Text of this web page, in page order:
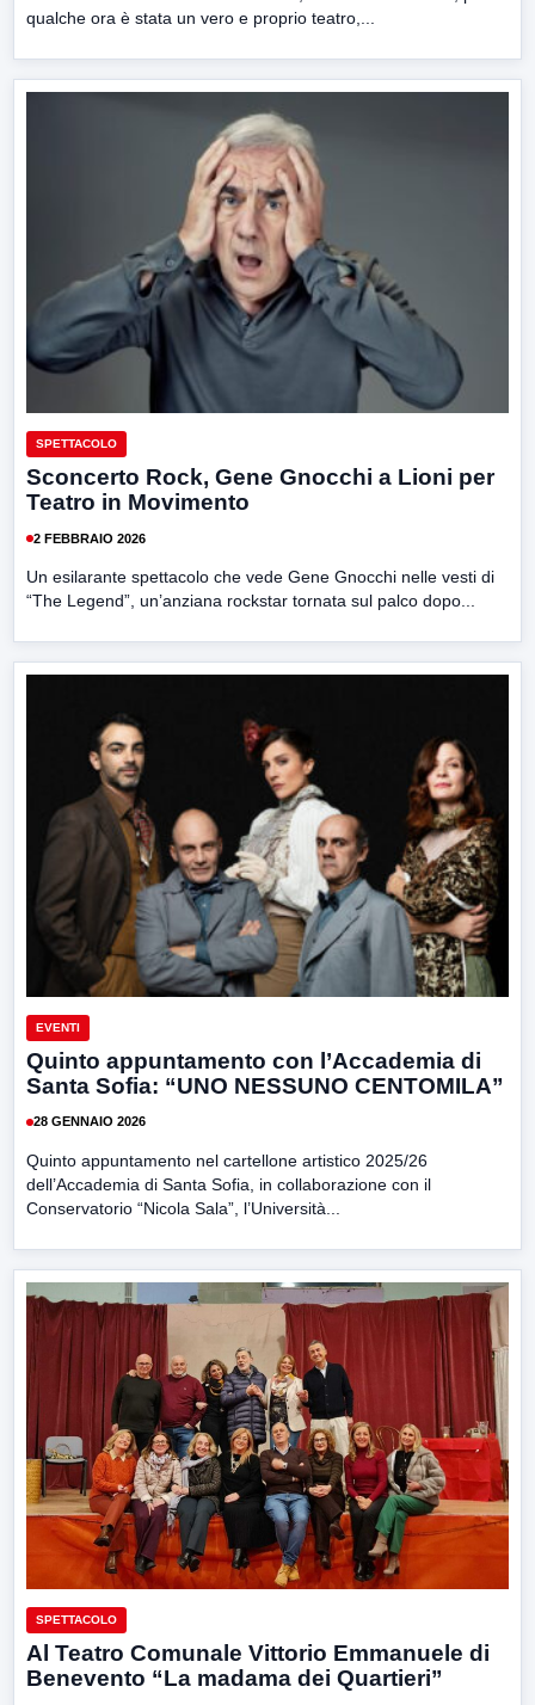
qualche ora è stata un vero e proprio teatro,...
SPETTACOLO
Sconcerto Rock, Gene Gnocchi a Lioni per
Teatro in Movimento
2 FEBBRAIO 2026
Un esilarante spettacolo che vede Gene Gnocchi nelle vesti di
“The Legend”, un’anziana rockstar tornata sul palco dopo...
EVENTI
Quinto appuntamento con l’Accademia di
Santa Sofia: “UNO NESSUNO CENTOMILA”
28 GENNAIO 2026
Quinto appuntamento nel cartellone artistico 2025/26
dell’Accademia di Santa Sofia, in collaborazione con il
Conservatorio “Nicola Sala”, l’Università...
SPETTACOLO
Al Teatro Comunale Vittorio Emmanuele di
Benevento “La madama dei Quartieri”